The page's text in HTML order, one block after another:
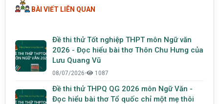
BÀI VIẾT LIÊN QUAN
Đề thi thử Tốt nghiệp THPT môn Ngữ văn
2026 - Đọc hiểu bài thơ Thôn Chu Hưng của
Lưu Quang Vũ
08/07/2026• 1087
Đề thi thử THPQ QG 2026 môn Ngữ Văn -
Đọc hiểu bài thơ Tổ quốc chỉ một mẹ thôi